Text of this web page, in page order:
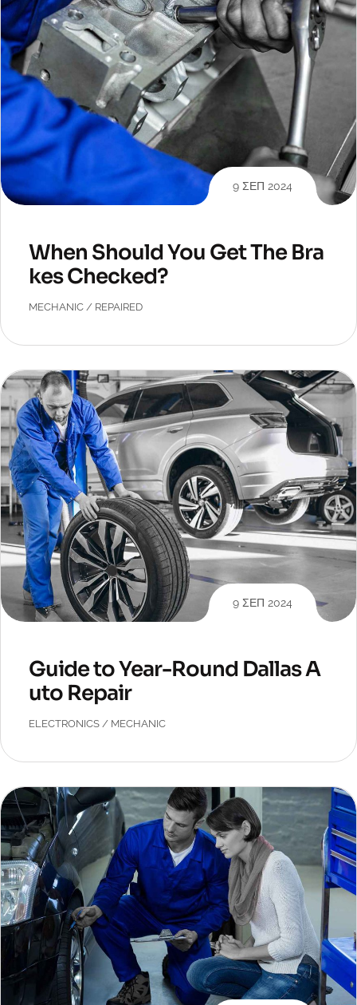
9 ΣΕΠ 2024
When Should You Get The Bra
kes Checked?
MECHANIC / REPAIRED
9 ΣΕΠ 2024
Guide to Year-Round Dallas A
uto Repair
ELECTRONICS / MECHANIC